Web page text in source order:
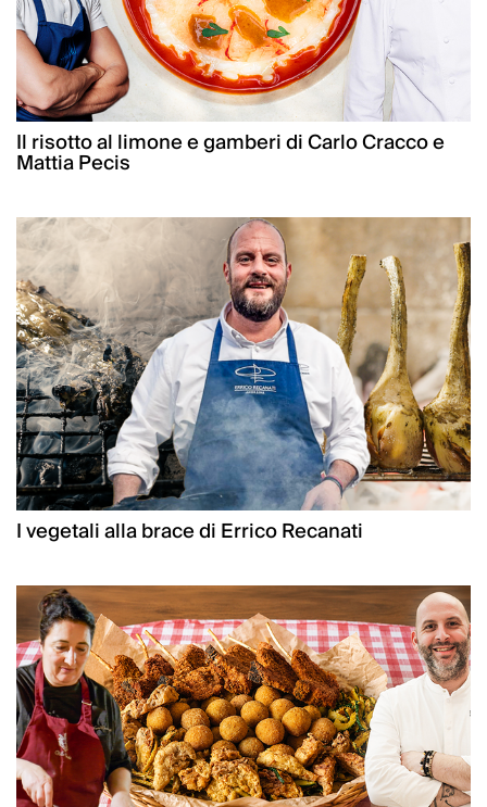
Il risotto al limone e gamberi di Carlo Cracco e
Mattia Pecis
I vegetali alla brace di Errico Recanati